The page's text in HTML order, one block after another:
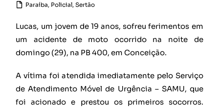
Paraíba, Policial,Sertão
Lucas, um jovem de 19 anos, sofreu ferimentos em
um acidente de moto ocorrido na noite de
domingo (29), na PB 400, em Conceição.
A vítima foi atendida imediatamente pelo Serviço
de Atendimento Móvel de Urgência – SAMU, que
foi acionado e prestou os primeiros socorros.